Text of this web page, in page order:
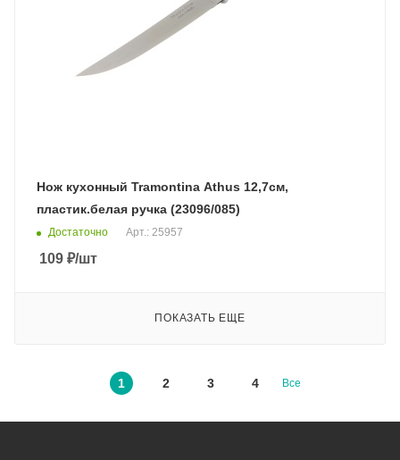
Нож кухонный Tramontina Athus 12,7см,
пластик.белая ручка (23096/085)
Достаточно Арт.: 25957
109 ₽/шт
ПОКАЗАТЬ ЕЩЕ
1 2 3 4 Все